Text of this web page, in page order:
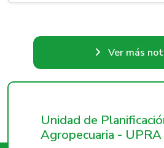
Ver más
Unidad de
Agropecuaria - UPRA